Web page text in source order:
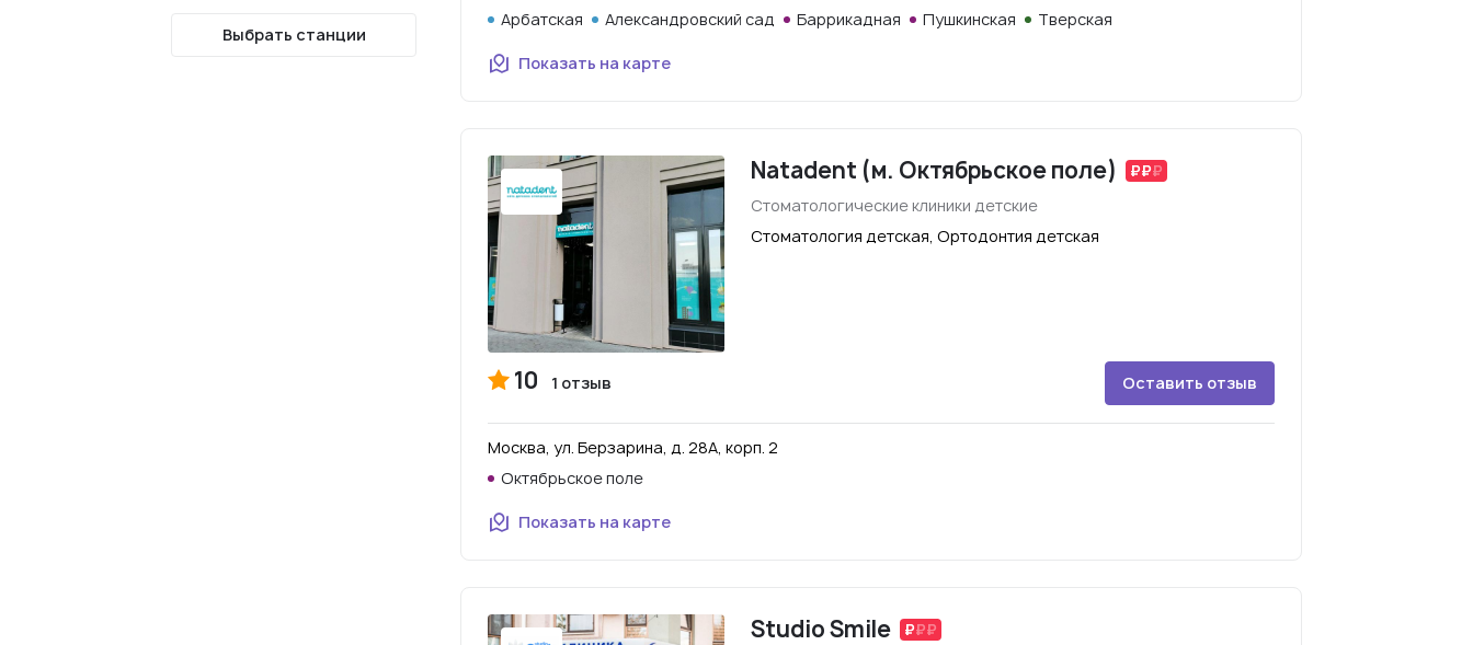
Выбрать станции
Арбатская
Александровский сад Баррикадная Пушкинская Тверская
Показать на карте
Natadent (м. Октябрьское поле)
Стоматологические клиники детские
Стоматология детская, Ортодонтия детская
10 1 отзыв Оставить отзыв
Москва, ул. Берзарина, д. 28А, корп. 2
Октябрьское поле
Показать на карте
Studio Smile